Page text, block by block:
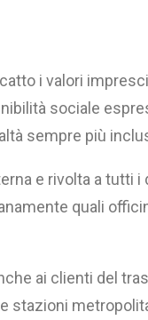
i valori
sociale
sempre più
e rivolta a tutti
quali
ai clienti del
stazioni